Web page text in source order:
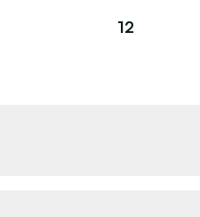
12